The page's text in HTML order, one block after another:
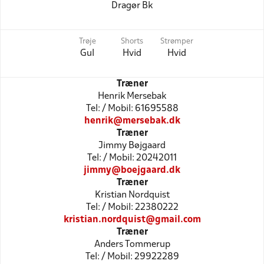
Dragør Bk
Trøje
Gul
Shorts
Hvid
Strømper
Hvid
Træner
Henrik Mersebak
Tel: / Mobil: 61695588
henrik@mersebak.dk
Træner
Jimmy Bøjgaard
Tel: / Mobil: 20242011
jimmy@boejgaard.dk
Træner
Kristian Nordquist
Tel: / Mobil: 22380222
kristian.nordquist@gmail.com
Træner
Anders Tommerup
Tel: / Mobil: 29922289